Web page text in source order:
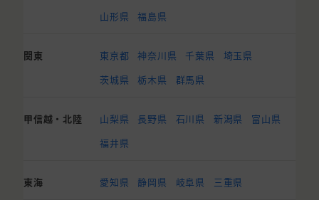
山形県
福島県
関東 東京都 神奈川県 千葉県
埼玉県
茨城県
栃木県 群馬県
甲信越・北陸 山梨県 長野県 石川県 新潟県
富山県
福井県
東海 愛知県 静岡県 岐阜県 三重県